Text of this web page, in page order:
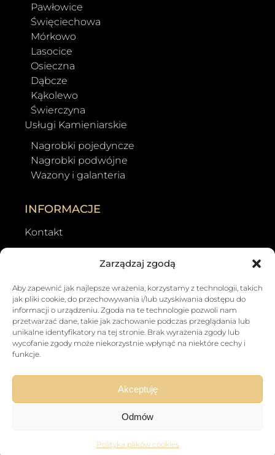
Zarządzaj zgodą
Aby zapewnić jak najlepsze wrażenia, korzystamy z technologii, takich
jak pliki cookie, do przechowywania i/lub uzyskiwania dostępu do
informacji o urządzeniu. Zgoda na te technologie pozwoli nam
przetwarzać dane, takie jak zachowanie podczas przeglądania lub
unikalne identyfikatory na tej stronie. Brak wyrażenia zgody lub
wycofanie zgody może niekorzystnie wpłynąć na niektóre cechy i
funkcje.
Akceptuję
Odmów
Polityka plików cookies
Pawłowice
Święciechowa
Mórkowo
Lasocice
Osieczna
Dąbcze
Kąkolewo
Świerczyna
Usługi Kamieniarskie
Nagrobki pojedyncze
Nagrobki podwójne
Wazony i galanteria
INFORMACJE
Kontakt
Zgłoś zmianę danych osoby zmarłej
Galeria
Porady
Dokumenty do pobrania
Parafie w Lesznie
Wyszukiwarka grobów
© 2026 Zbigniew Nowak. Wszelkie prawa